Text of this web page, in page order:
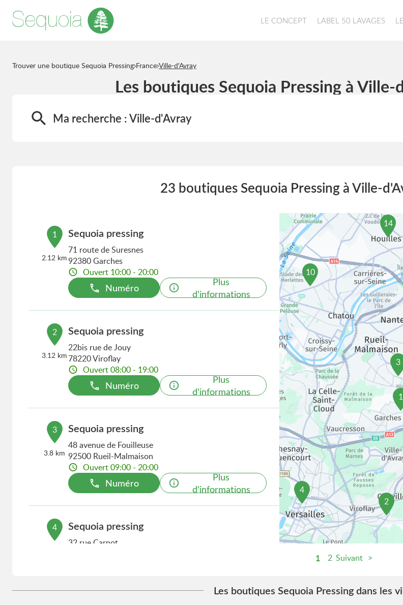
LE CONCEPT LABEL 50 LAVAGES
Trouver une boutique Sequoia Pressing France Ville-d'Avray
Les boutiques Sequoia Pressing à
Ma recherche :Ville-d'Avray
23 boutiques Sequoia Pressing à Ville-
1
2.12 km
Sequoia pressing
71 route de Suresnes
92380 Garches
Ouvert 10:00 - 20:00
Numéro
Plus
d'informations
2
3.12 km
Sequoia pressing
22bis rue de Jouy
78220 Viroflay
Ouvert 08:00 - 19:00
Numéro
Plus
d'informations
3
3.8 km
Sequoia pressing
48 avenue de Fouilleuse
92500 Rueil-Malmaison
Ouvert 09:00 - 20:00
Numéro
Plus
d'informations
4 Sequoia pressing
32 rue Carnot
d'informations
14
10
4
2
3
1
1 2 Suivant
Les boutiques Sequoia Pressing dans les